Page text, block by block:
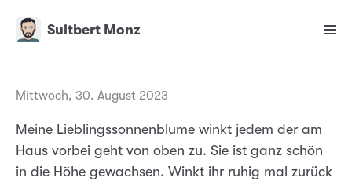
Suitbert Monz
Mittwoch, 30. August 2023
Meine Lieblingssonnenblume winkt jedem der am
Haus vorbei geht von oben zu. Sie ist ganz schön
in die Höhe gewachsen. Winkt ihr ruhig mal zurück